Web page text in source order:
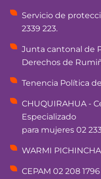
Servicio de
2339 223.
Junta cantonal de
Derechos de
Tenencia Política
CHUQUIRAHUA -
Especializado
para mujeres 02
WARMI
CEPAM 02 208